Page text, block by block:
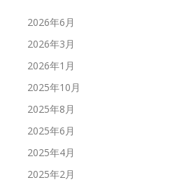
2026年6月
2026年3月
2026年1月
2025年10月
2025年8月
2025年6月
2025年4月
2025年2月